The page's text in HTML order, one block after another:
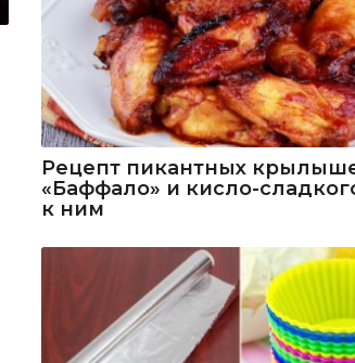
Рецепт пикантных
«Баффало» и кисло-
к ним